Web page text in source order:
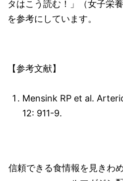
タはこう読む！」（女子栄
を参考にしています。
【参考文献】
Mensink RP et al.
12: 911-9.
信頼できる食情報を見きわ